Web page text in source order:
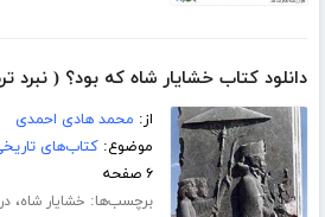
دانلود کتاب خشایار شاه که بود؟ ( نبرد
از: محمد هادی احمدی
موضوع:کتاب‌های
۶ صفحه
برچسب‌ها: خشایار شاه،